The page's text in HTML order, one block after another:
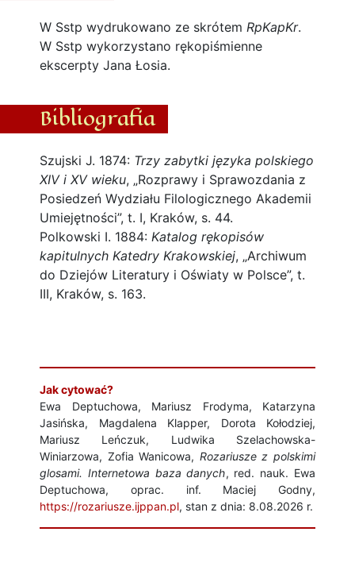
W Sstp wydrukowano ze skrótem RpKapKr.
W Sstp wykorzystano rękopiśmienne
ekscerpty Jana Łosia.
Bibliografia
Szujski J. 1874: Trzy zabytki języka polskiego
XIV i XV wieku, „Rozprawy i Sprawozdania z
Posiedzeń Wydziału Filologicznego Akademii
Umiejętności”, t. I, Kraków, s. 44.
Polkowski I. 1884: Katalog rękopisów
kapitulnych Katedry Krakowskiej, „Archiwum
do Dziejów Literatury i Oświaty w Polsce”, t.
III, Kraków, s. 163.
Jak cytować?
Ewa Deptuchowa, Mariusz Frodyma, Katarzyna
Jasińska, Magdalena Klapper, Dorota Kołodziej,
Mariusz Leńczuk, Ludwika Szelachowska-
Winiarzowa, Zofia Wanicowa, Rozariusze z polskimi
glosami. Internetowa baza danych, red. nauk. Ewa
Deptuchowa, oprac. inf. Maciej Godny,
https://rozariusze.ijppan.pl, stan z dnia: 8.08.2026 r.